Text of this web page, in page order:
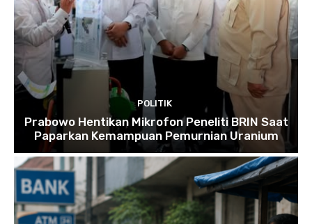
POLITIK
Prabowo Hentikan Mikrofon Peneliti BRIN Saat
Paparkan Kemampuan Pemurnian Uranium